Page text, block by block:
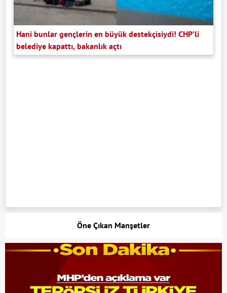
Hani bunlar gençlerin en büyük destekçisiydi! CHP’li
belediye kapattı, bakanlık açtı
Öne Çıkan Manşetler